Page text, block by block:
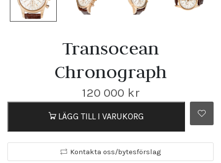
Transocean
Chronograph
120 000 kr
LÄGG TILL I VARUKORG
Kontakta oss/bytesförslag